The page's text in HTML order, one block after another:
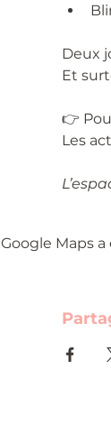
Deux
Et
👉
Les
Google Maps